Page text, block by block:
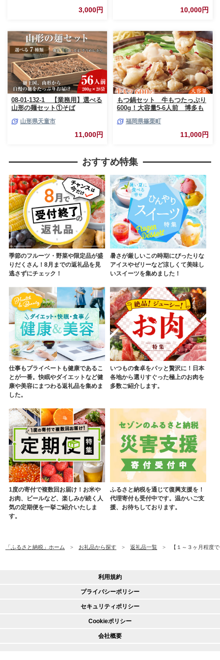
島原市 / こじま製麺 [SAZ005]
3,000円
素麺 乾麺 麺 そうめん 島原そう
めん そうめん ソーメン ソーメ
島原市 / ながいけ[SCH020]
10,000円
08-01-132-1 【業務用】選べる
山形の麺セット①そば
山形県天童市
11,000円
もつ鍋セット 牛もつたっぷり
600g！大容量5-6人前 博多も
町本社 AZ039
福岡県篠栗町
11,000円
おすすめ特集
季節のフルーツ・野菜や限定品が盛
りだくさん！8月までの返礼品を見
逃さずにチェック！
暑さが厳しいこの時期にぴったりな
アイスやゼリーなど涼しくて美味し
いスイーツを集めました！
仕事もプライベートも健康であるこ
とが一番。快眠やダイエットなど健
康や美容にまつわる返礼品を集めま
した。
いつもの食卓をパッと贅沢に！日本
各地から選りすぐった極上のお肉を
多数ご紹介します。
1度の寄付で複数回お届け！お米や
お肉、ビールなど、楽しみが続く人
気の定期便を一挙ご紹介いたしま
す。
ふるさと納税を通じて復興支援を！
代理寄付も受付中です。温かいご支
援、お待ちしております。
「ふるさと納税」ホーム お礼品から探す 返礼品一覧 【１～３ヶ月程度
利用規約
プライバシーポリシー
セキュリティポリシー
Cookieポリシー
会社概要